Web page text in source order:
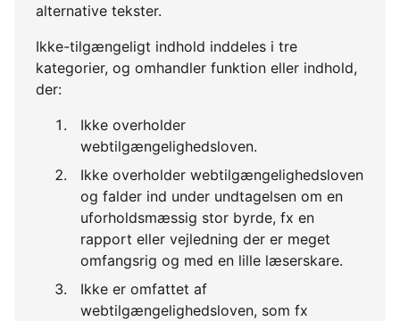
alternative tekster.
Ikke-tilgængeligt indhold inddeles i tre
kategorier, og omhandler funktion eller indhold,
der:
Ikke overholder
webtilgængelighedsloven.
Ikke overholder webtilgængelighedsloven
og falder ind under undtagelsen om en
uforholdsmæssig stor byrde, fx en
rapport eller vejledning der er meget
omfangsrig og med en lille læserskare.
Ikke er omfattet af
webtilgængelighedsloven, som fx